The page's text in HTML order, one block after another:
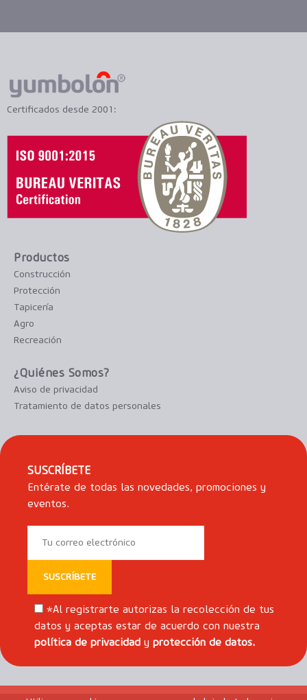
Certificados desde 2001:
Productos
Construcción
Protección
Tapicería
Agro
Recreación
¿Quiénes Somos?
Aviso de privacidad
Tratamiento de datos personales
SUSCRÍBETE
Entérate de todas las novedades, promociones y
eventos.
*Al registrarte autorizas la recolección de tus
datos y aceptas estar de acuerdo con nuestra
política de privacidad y protección de datos.